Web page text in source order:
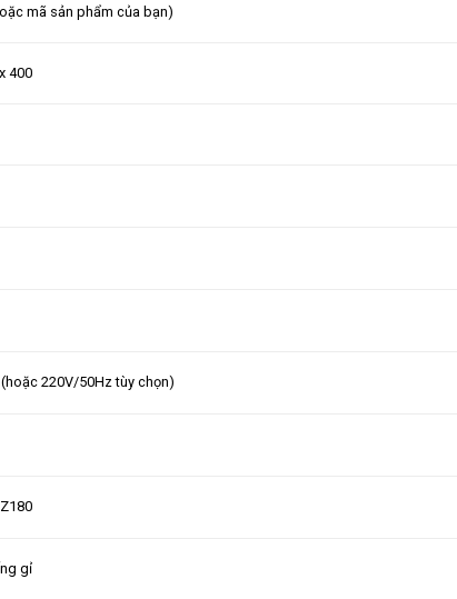
mã sản phẩm của bạn)
400
220V/50Hz tùy chọn)
gỉ